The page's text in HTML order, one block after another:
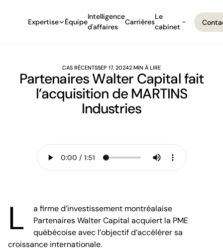
Expertise Équipe
Intelligence
d'affaires
Carrières
Le
cabinet
CAS RÉCENTSSEP 17, 20242 MIN À LIRE
Partenaires Walter Capital fait
l’acquisition de MARTINS
Industries
L
a firme d’investissement montréalaise
Partenaires Walter Capital acquiert la PME
québécoise avec l’objectif d’accélérer sa
croissance internationale.